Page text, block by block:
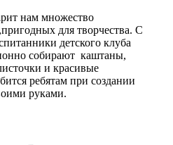
нам множество
для творчества. С
детского клуба
собирают каштаны,
и красивые
ребятам при создании
руками.